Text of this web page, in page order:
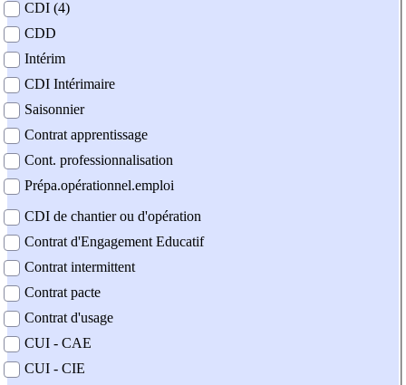
contrat
CDI (4)
CDD
Intérim
CDI Intérimaire
Saisonnier
Contrat apprentissage
Cont. professionnalisation
Prépa.opérationnel.emploi
CDI de chantier ou d'opération
Contrat d'Engagement Educatif
Contrat intermittent
Contrat pacte
Contrat d'usage
CUI - CAE
CUI - CIE